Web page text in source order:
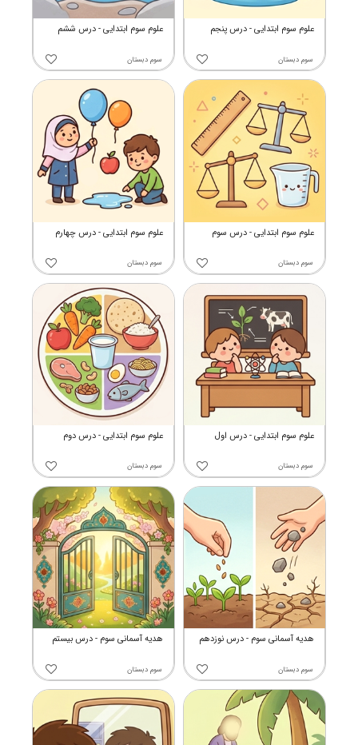
علوم سوم ابتدایی - درس ششم
سوم دبستان
علوم سوم ابتدایی - درس پنجم
سوم دبستان
علوم سوم ابتدایی - درس چهارم
سوم دبستان
علوم سوم ابتدایی - درس سوم
سوم دبستان
علوم سوم ابتدایی - درس دوم
سوم دبستان
علوم سوم ابتدایی - درس اول
سوم دبستان
هدیه آسمانی سوم - درس بیستم
سوم دبستان
هدیه آسمانی سوم - درس نوزدهم
سوم دبستان